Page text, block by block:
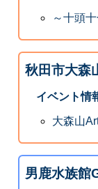
～十頭
秋田市大森
イベント情
大森山
男鹿水族館